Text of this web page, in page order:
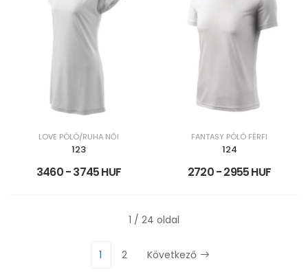
LOVE PÓLÓ/RUHA NŐI
123
3460 - 3745 HUF
FANTASY PÓLÓ FÉRFI
124
2720 - 2955 HUF
1 / 24 oldal
1 2 Következő